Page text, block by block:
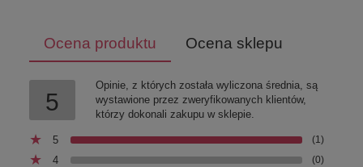
Ocena produktu Ocena sklepu
5
Opinie, z których została wyliczona średnia, są
wystawione przez zweryfikowanych klientów,
którzy dokonali zakupu w sklepie.
5 (1)
4 (0)